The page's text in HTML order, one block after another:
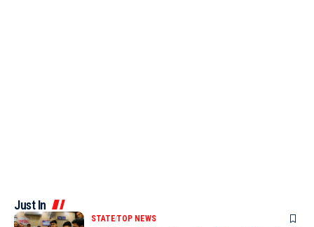
Just In
STATETOP NEWS